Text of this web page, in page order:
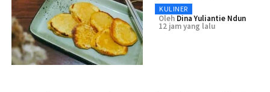
KULINER
Oleh Dina Yuliantie Ndun
12 jam yang lalu